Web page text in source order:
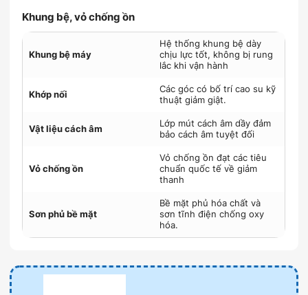
Khung bệ, vỏ chống ồn
Khung bệ máy
Hệ thống khung bệ dày
chịu lực tốt, không bị rung
lắc khi vận hành
Khớp nối
Các góc có bố trí cao su kỹ
thuật giảm giật.
Vật liệu cách âm
Lớp mút cách âm dầy đảm
bảo cách âm tuyệt đối
Vỏ chống ồn
Vỏ chống ồn đạt các tiêu
chuẩn quốc tế về giảm
thanh
Sơn phủ bề mặt
Bề mặt phủ hóa chất và
sơn tĩnh điện chống oxy
hóa.